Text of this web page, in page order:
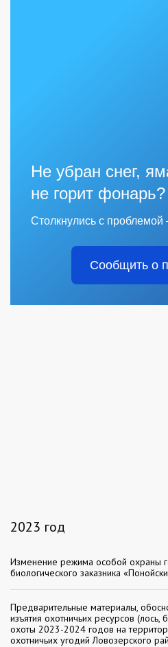
Не убран снег,
не горит фонарь?
Столкнулись с
Сообщить о
2023 год
Изменение режима особой охраны
биологического заказника
Предварительные материалы,
изъятия охотничьих ресурсов
охоты 2023-2024 годов на
охотничьих угодий Ловозерского